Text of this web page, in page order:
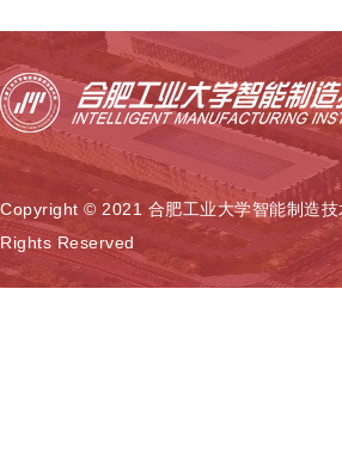
Copyright © 2021 合肥工业大学智能制造技
Rights Reserved